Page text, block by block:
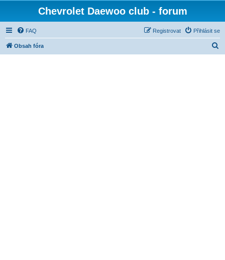
Chevrolet Daewoo club - forum
FAQ Přihlásit se
Registrovat
Obsah fóra